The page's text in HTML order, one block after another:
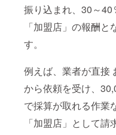
振り込まれ、30～40
「加盟店」の報酬と
す。
例えば、業者が直接
から依頼を受け、
で採算が取れる作業
「加盟店」として請